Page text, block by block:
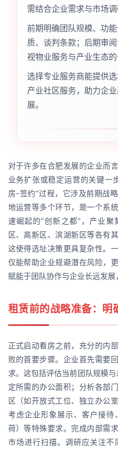
需结合企业需求与市场调
前期明确团队规模、功
质、谈判条款；后期审
视物业服务与产业生态的
选择专业服务商能提供
产业社区服务，助力企
展。
对于许多在合肥发展的企业而
业务扩张或稳定运营的关键一步
房-签约”过程，它涉及前期战
地运营等多个环节，是一个系
速崛起的“创新之都”，产业
区、高新区、滨湖新区等各有
这使得选址决策更具复杂性。
仅能帮助企业规避潜在风险，
赋能于团队协作与企业长远发展
租赁前的战略准备：明
正式启动看房之前，充分的内
败的首要步骤。企业首先需要
求。这包括评估当前团队规模
定所需的办公面积；分析各部
区（如开放式工位、独立办公
考虑企业形象展示、客户接待
荷）等特殊要求。完成内部需
市场进行扫描。调研应关注